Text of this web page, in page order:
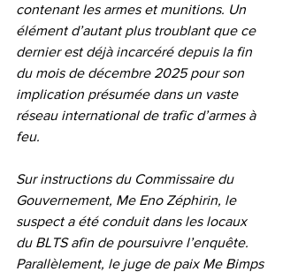
contenant les armes et munitions. Un
élément d’autant plus troublant que ce
dernier est déjà incarcéré depuis la fin
du mois de décembre 2025 pour son
implication présumée dans un vaste
réseau international de trafic d’armes à
feu.
Sur instructions du Commissaire du
Gouvernement, Me Eno Zéphirin, le
suspect a été conduit dans les locaux
du BLTS afin de poursuivre l’enquête.
Parallèlement, le juge de paix Me Bimps